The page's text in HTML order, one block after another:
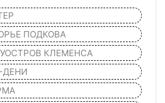
ПОДКОВА
КЛЕМЕНСА
ДЕНИ